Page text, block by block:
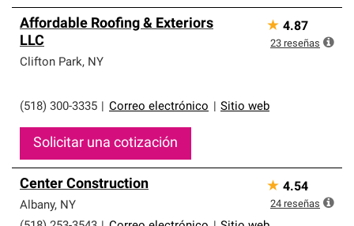
Affordable Roofing & Exteriors
LLC
Clifton Park, NY
(518) 300-3335 Correo electrónico Sitio web
Solicitar una cotización
★ 4.87
23 reseñas
Center Construction
Albany, NY
★ 4.54
24 reseñas